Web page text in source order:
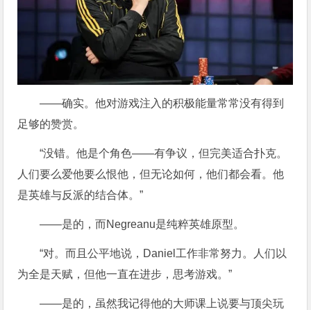
——确实。他对游戏注入的积极能量常常没有得到
足够的赞赏。
“没错。他是个角色——有争议，但完美适合扑克。
人们要么爱他要么恨他，但无论如何，他们都会看。他
是英雄与反派的结合体。”
——是的，而Negreanu是纯粹英雄原型。
“对。而且公平地说，Daniel工作非常努力。人们以
为全是天赋，但他一直在进步，思考游戏。”
——是的，虽然我记得他的大师课上说要与顶尖玩